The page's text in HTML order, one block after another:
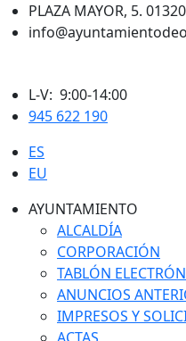
PLAZA MAYOR, 5.
L-V: 9:00-14:00
945 622 190
ES
EU
AYUNTAMIENTO
ALCALDÍA
CORPORACIÓN
TABLÓN
ANUNCIOS
IMPRESOS Y